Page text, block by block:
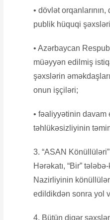
• dövlət
publik hüquqi
• Azərbaycan
müəyyən edilmiş
şəxslərin
onun işçiləri;
• fəaliyyətinin
təhlükəsizliyinin
3. “ASAN
Hərəkatı, “Bir”
Nazirliyinin
edildikdən sonra yol
4. Bütün digər